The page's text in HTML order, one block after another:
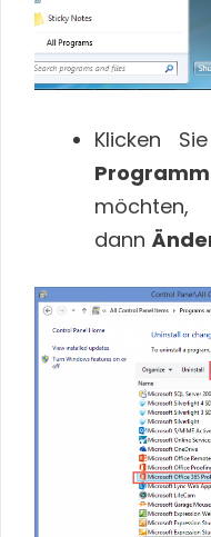
Klicken
dann